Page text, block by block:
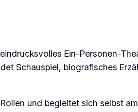
Ein-Personen-
Schauspiel, biografisches
und begleitet sich selbst